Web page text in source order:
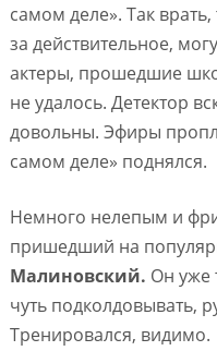
самом деле». Так
за действительное,
актеры, прошедшие
не удалось. Детектор
довольны. Эфиры
самом деле» поднялся.
Немного нелепым и
пришедший на
Малиновский. Он уже
чуть подколдовывать,
Тренировался, видимо.